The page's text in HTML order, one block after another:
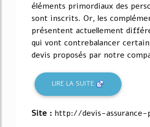
éléments primordiaux des
sont inscrits. Or, les
présentent actuellement
qui vont contrebalancer
devis proposés par notre
LIRE LA SUITE
Site : http://devis-assurance-